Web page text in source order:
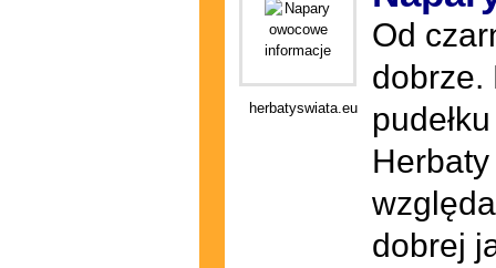
herbatyswiata.eu
Od
dobrze.
dobrej